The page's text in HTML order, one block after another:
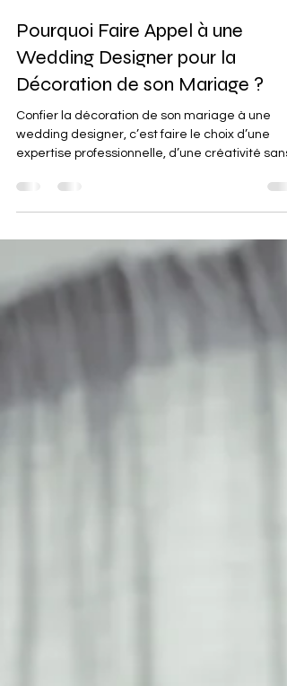
5 déc. 2025
4 min de lecture
Pourquoi Faire Appel à une
Wedding Designer pour la
Décoration de son Mariage ?
Confier la décoration de son mariage à une
expertise professionnelle, d’une créativité sans